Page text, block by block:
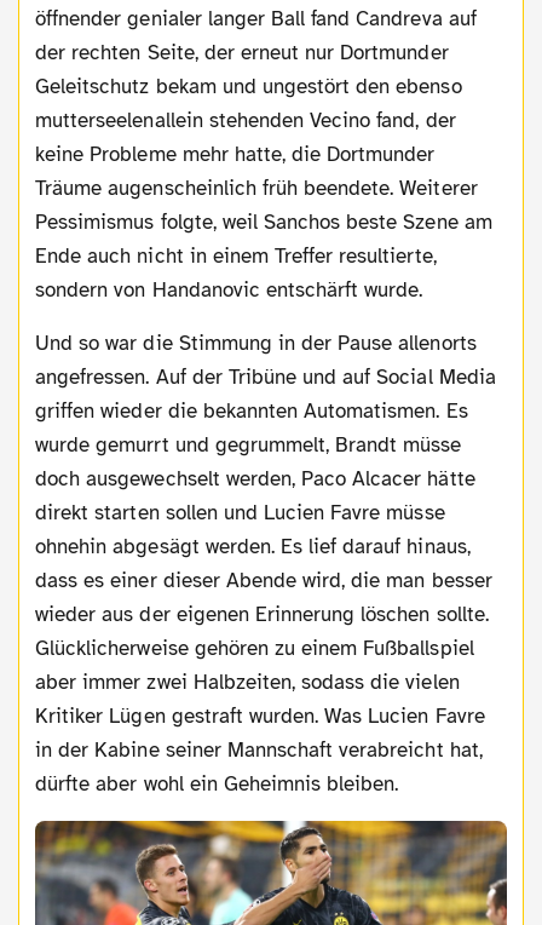
öffnender genialer langer Ball fand Candreva auf
der rechten Seite, der erneut nur Dortmunder
Geleitschutz bekam und ungestört den ebenso
mutterseelenallein stehenden Vecino fand, der
keine Probleme mehr hatte, die Dortmunder
Träume augenscheinlich früh beendete. Weiterer
Pessimismus folgte, weil Sanchos beste Szene am
Ende auch nicht in einem Treffer resultierte,
sondern von Handanovic entschärft wurde.
Und so war die Stimmung in der Pause allenorts
angefressen. Auf der Tribüne und auf Social Media
griffen wieder die bekannten Automatismen. Es
wurde gemurrt und gegrummelt, Brandt müsse
doch ausgewechselt werden, Paco Alcacer hätte
direkt starten sollen und Lucien Favre müsse
ohnehin abgesägt werden. Es lief darauf hinaus,
dass es einer dieser Abende wird, die man besser
wieder aus der eigenen Erinnerung löschen sollte.
Glücklicherweise gehören zu einem Fußballspiel
aber immer zwei Halbzeiten, sodass die vielen
Kritiker Lügen gestraft wurden. Was Lucien Favre
in der Kabine seiner Mannschaft verabreicht hat,
dürfte aber wohl ein Geheimnis bleiben.